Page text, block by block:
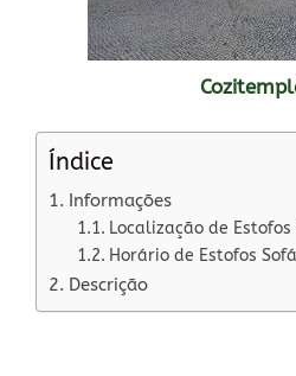
Índice
Informações
Localização de
Horário de Estofos
Descrição